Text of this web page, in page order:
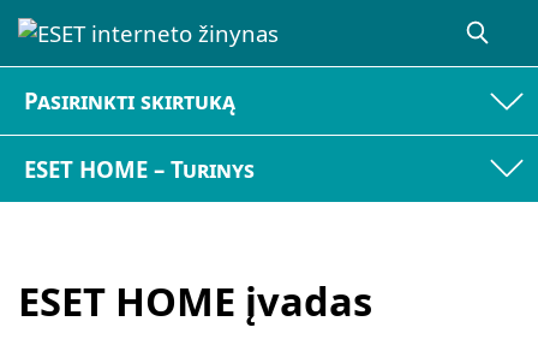
Pasirinkti skirtuką
ESET HOME – Turinys
ESET HOME įvadas